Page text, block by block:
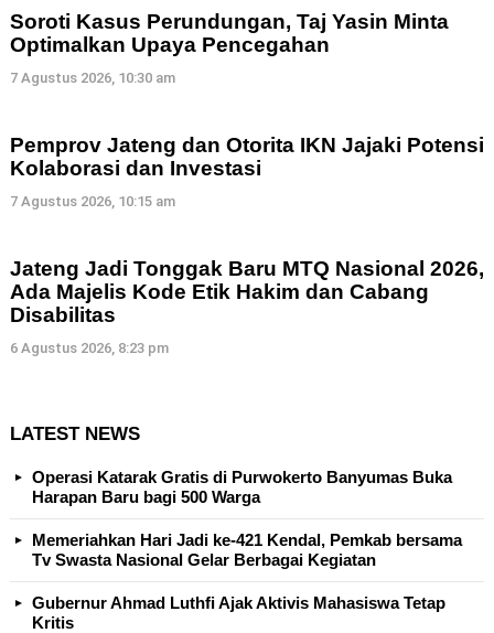
Soroti Kasus Perundungan, Taj Yasin Minta
Optimalkan Upaya Pencegahan
7 Agustus 2026, 10:30 am
Pemprov Jateng dan Otorita IKN Jajaki Potensi
Kolaborasi dan Investasi
7 Agustus 2026, 10:15 am
Jateng Jadi Tonggak Baru MTQ Nasional 2026,
Ada Majelis Kode Etik Hakim dan Cabang
Disabilitas
6 Agustus 2026, 8:23 pm
LATEST NEWS
Operasi Katarak Gratis di Purwokerto Banyumas Buka
Harapan Baru bagi 500 Warga
Memeriahkan Hari Jadi ke-421 Kendal, Pemkab bersama
Tv Swasta Nasional Gelar Berbagai Kegiatan
Gubernur Ahmad Luthfi Ajak Aktivis Mahasiswa Tetap
Kritis